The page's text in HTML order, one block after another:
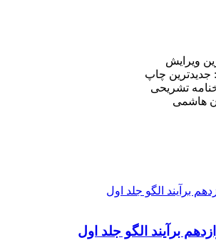
ویرایش
جدیدترین چاپ
تشریحی
هاشمی
برآیند الگو جلد اول